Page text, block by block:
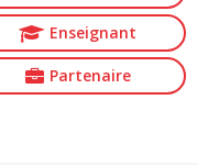
Enseignant
Partenaire